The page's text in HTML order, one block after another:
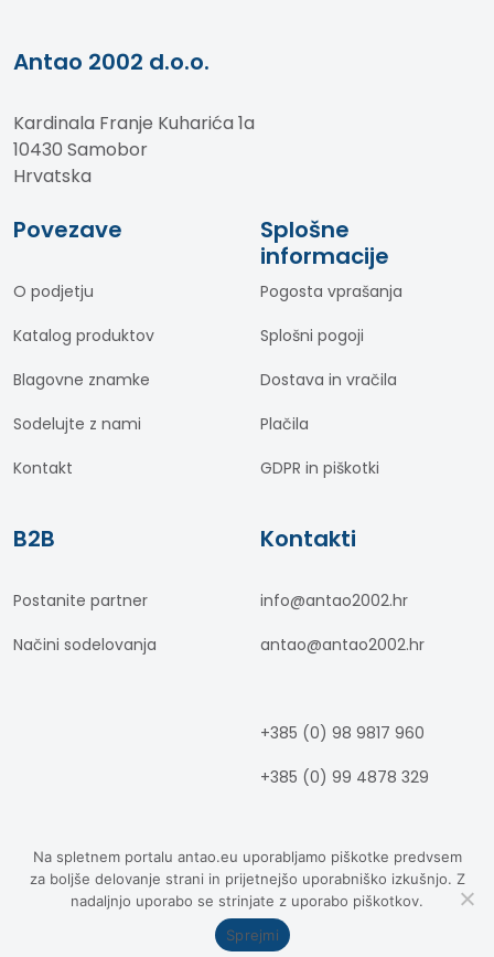
Antao 2002 d.o.o.
Kardinala Franje Kuharića 1a
10430 Samobor
Hrvatska
Povezave
O podjetju
Katalog produktov
Blagovne znamke
Sodelujte z nami
Kontakt
Splošne
informacije
Pogosta vprašanja
Splošni pogoji
Dostava in vračila
Plačila
GDPR in piškotki
B2B
Postanite partner
Načini sodelovanja
Kontakti
info@antao2002.hr
antao@antao2002.hr
+385 (0) 98 9817 960
+385 (0) 99 4878 329
© Antao 2002 d.o.o., 2026. Vse
Na spletnem portalu antao.eu uporabljamo piškotke predvsem
za boljše delovanje strani in prijetnejšo uporabniško izkušnjo. Z
nadaljnjo uporabo se strinjate z uporabo piškotkov.
Sprejmi